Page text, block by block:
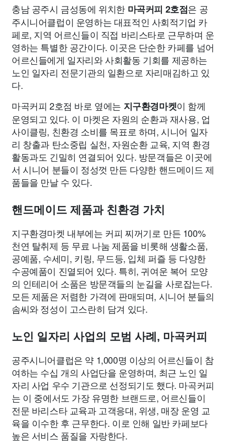
충남 공주시 금성동에 위치한 마곡커피 2호점은 공
주시니어클럽이 운영하는 대표적인 사회적기업 카
페로, 지역 어르신들이 직접 바리스타로 근무하며 운
영하는 특별한 공간이다. 이곳은 단순한 카페를 넘어
어르신들에게 일자리와 사회활동 기회를 제공하는
노인 일자리 전문기관의 일환으로 자리매김하고 있
다.
마곡커피 2호점 바로 옆에는 지구환경마켓이 함께
운영되고 있다. 이 마켓은 자원의 순환과 재사용, 업
사이클링, 친환경 소비를 목표로 하며, 시니어 일자
리 창출과 탄소중립 실천, 자원순환 교육, 지역 환경
활동과도 긴밀히 연결되어 있다. 방문객들은 이곳에
서 시니어 분들이 정성껏 만든 다양한 핸드메이드 제
품들을 만날 수 있다.
핸드메이드 제품과 친환경 가치
지구환경마켓 내부에는 커피 찌꺼기로 만든 100%
천연 탈취제 등 무료 나눔 제품을 비롯해 생활소품,
공예품, 수세미, 키링, 무드등, 입체 퍼즐 등 다양한
수공예품이 진열되어 있다. 특히, 귀여운 복어 모양
의 인테리어 소품은 방문객들의 눈길을 사로잡는다.
모든 제품은 저렴한 가격에 판매되며, 시니어 분들의
솜씨와 정성이 고스란히 담겨 있다.
노인 일자리 사업의 모범 사례, 마곡커피
공주시니어클럽은 약 1,000명 이상의 어르신들이 참
여하는 수십 개의 사업단을 운영하며, 최근 노인 일
자리 사업 우수 기관으로 선정되기도 했다. 마곡커피
는 이 중에서도 가장 유명한 브랜드로, 어르신들이
전문 바리스타 교육과 고객응대, 위생, 매장 운영 교
육을 이수한 후 근무한다. 이로 인해 일반 카페보다
높은 서비스 품질을 자랑한다.